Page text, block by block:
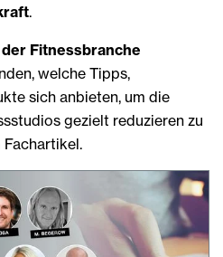
.
Fitnessbranche
welche Tipps,
sich anbieten, um die
gezielt reduzieren zu
Fachartikel.